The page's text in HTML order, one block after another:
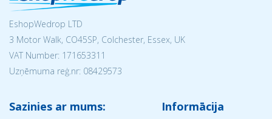
EshopWedrop LTD
3 Motor Walk, CO45SP, Colchester, Essex, UK
VAT Number: 171653311
Uzņēmuma reģ.nr: 08429573
Sazinies ar mums: Informācija